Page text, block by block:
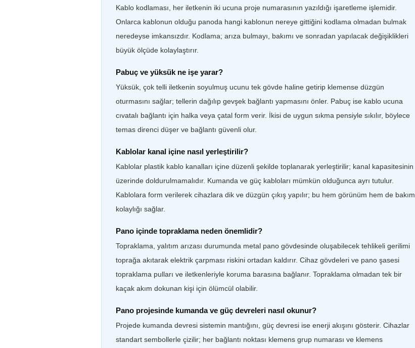
Kablo kodlaması, her iletkenin iki ucuna proje numarasının yazıldığı işaretleme işlemidir.
Onlarca kablonun olduğu panoda hangi kablonun nereye gittiğini kodlama olmadan bulmak
neredeyse imkansızdır. Kodlama; arıza bulmayı, bakımı ve sonradan yapılacak değişiklikleri
büyük ölçüde kolaylaştırır.
Pabuç ve yüksük ne işe yarar?
Yüksük, çok telli iletkenin soyulmuş ucunu tek gövde haline getirip klemense düzgün
oturmasını sağlar; tellerin dağılıp gevşek bağlantı yapmasını önler. Pabuç ise kablo ucuna
cıvatalı bağlantı için halka veya çatal form verir. İkisi de uygun sıkma pensiyle sıkılır, böylece
temas direnci düşer ve bağlantı güvenli olur.
Kablolar kanal içine nasıl yerleştirilir?
Kablolar plastik kablo kanalları içine düzenli şekilde toplanarak yerleştirilir; kanal kapasitesinin
üzerinde doldurulmamalıdır. Kumanda ve güç kabloları mümkün olduğunca ayrı tutulur.
Kablolara form verilerek cihazlara dik ve düzgün çıkış yapılır; bu hem görünüm hem de bakım
kolaylığı sağlar.
Pano içinde topraklama neden önemlidir?
Topraklama, yalıtım arızası durumunda metal pano gövdesinde oluşabilecek tehlikeli gerilimi
toprağa akıtarak elektrik çarpması riskini ortadan kaldırır. Cihaz gövdeleri ve pano şasesi
topraklama pulları ve iletkenleriyle koruma barasına bağlanır. Topraklama olmadan tek bir
kaçak akım dokunan kişi için ölümcül olabilir.
Pano projesinde kumanda ve güç devreleri nasıl okunur?
Projede kumanda devresi sistemin mantığını, güç devresi ise enerji akışını gösterir. Cihazlar
standart sembollerle çizilir; her bağlantı noktası klemens grup numarası ve klemens